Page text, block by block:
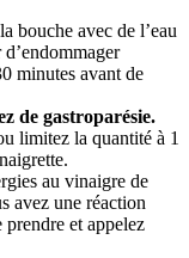
bouche avec de l’eau
minutes avant de
de gastroparésie.
limitez la quantité à 1
au vinaigre de
avez une réaction
prendre et appelez